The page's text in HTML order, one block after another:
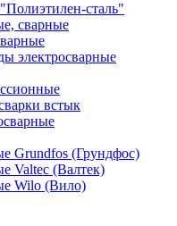
сталь"
сварные
электросварные
встык
Grundfos (Грундфос)
Valtec (Валтек)
Wilo (Вило)